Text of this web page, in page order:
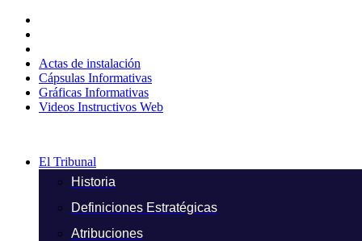
contenido
Actas de instalación
Cápsulas Informativas
Gráficas Informativas
Videos Instructivos Web
El Tribunal
Historia
Definiciones Estratégicas
Atribuciones